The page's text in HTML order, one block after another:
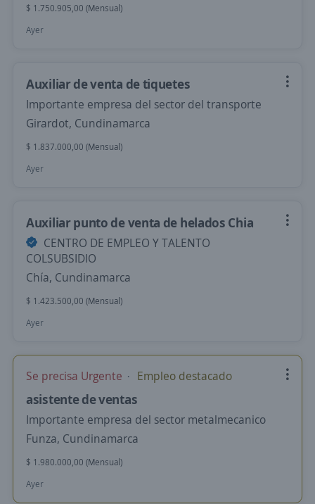
$ 1.750.905,00 (Mensual)
Ayer
Auxiliar de venta de tiquetes
Importante empresa del sector del transporte
Girardot, Cundinamarca
$ 1.837.000,00 (Mensual)
Ayer
Auxiliar punto de venta de helados Chia
CENTRO DE EMPLEO Y TALENTO
COLSUBSIDIO
Chía, Cundinamarca
$ 1.423.500,00 (Mensual)
Ayer
Se precisa Urgente Empleo destacado
asistente de ventas
Importante empresa del sector metalmecanico
Funza, Cundinamarca
$ 1.980.000,00 (Mensual)
Ayer